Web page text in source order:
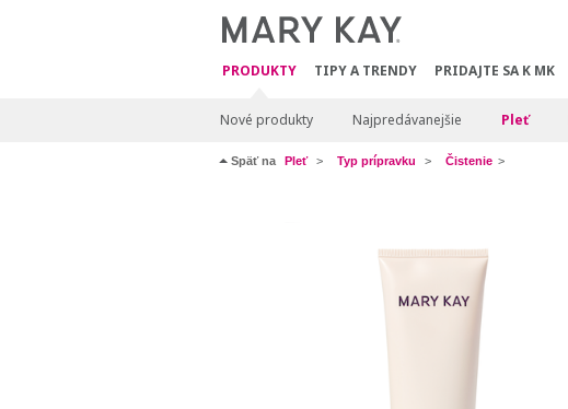
PRODUKTY TIPY A TRENDY PRIDAJTE SA K MK
Nové produkty Najpredávanejšie Pleť
Späť na Pleť Typ prípravku Čistenie